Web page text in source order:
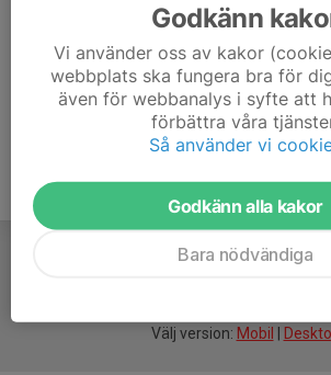
Välj version: Mobil
Godkänn
Vi använder oss av kakor
webbplats ska fungera bra för
även för webbanalys i syfte att
förbättra våra
Så använder vi
Godkänn alla kakor
Bara nödvändiga